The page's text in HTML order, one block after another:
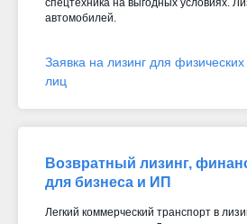
автомобилей.
Заявка на лизинг для
лиц
Возвратный лизинг,
для бизнеса и ИП
Легкий коммерческий транспорт в